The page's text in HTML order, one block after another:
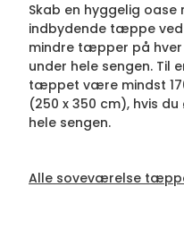
Skab en hyggelig
indbydende tæppe
mindre tæpper på
under hele sengen. Til
tæppet være mindst
(250 x 350 cm), hvis
hele sengen.
Alle soveværelse